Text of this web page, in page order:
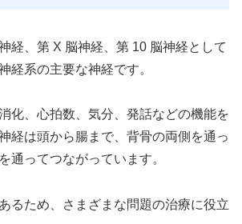
経、第 X 脳神経、第 10 脳神経として
経系の主要な神経です。
化、心拍数、気分、発話などの機能を
経は頭から腸まで、背骨の両側を通っ
通ってつながっています。
るため、さまざまな問題の治療に役立